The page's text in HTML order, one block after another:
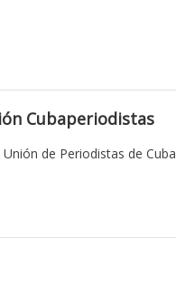
Cubaperiodistas
de Periodistas de Cuba